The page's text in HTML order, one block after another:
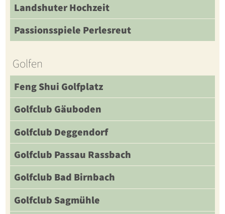
Landshuter Hochzeit
Passionsspiele Perlesreut
Golfen
Feng Shui Golfplatz
Golfclub Gäuboden
Golfclub Deggendorf
Golfclub Passau Rassbach
Golfclub Bad Birnbach
Golfclub Sagmühle